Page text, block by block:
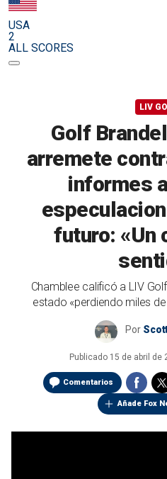
USA
2
ALL SCORES
LIV
Golf
arremete
informes
futuro: «Un
Chamblee calificó a LIV
estado «perdiendo miles
Por
Publicado 15 de abril de
Comentarios
Añade Fox